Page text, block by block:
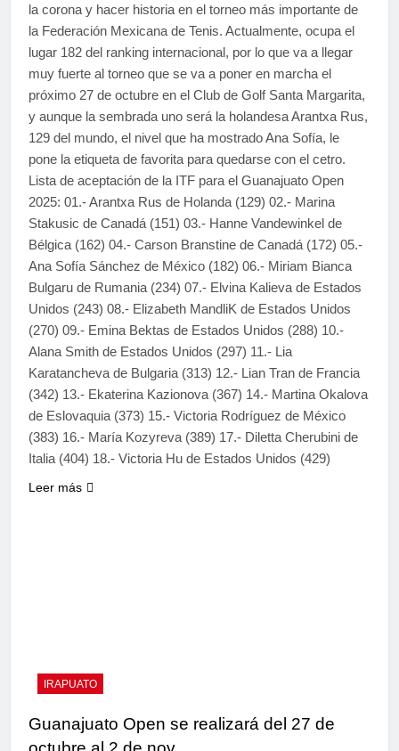
la corona y hacer historia en el torneo más importante de
la Federación Mexicana de Tenis. Actualmente, ocupa el
lugar 182 del ranking internacional, por lo que va a llegar
muy fuerte al torneo que se va a poner en marcha el
próximo 27 de octubre en el Club de Golf Santa Margarita,
y aunque la sembrada uno será la holandesa Arantxa Rus,
129 del mundo, el nivel que ha mostrado Ana Sofía, le
pone la etiqueta de favorita para quedarse con el cetro.
Lista de aceptación de la ITF para el Guanajuato Open
2025: 01.- Arantxa Rus de Holanda (129) 02.- Marina
Stakusic de Canadá (151) 03.- Hanne Vandewinkel de
Bélgica (162) 04.- Carson Branstine de Canadá (172) 05.-
Ana Sofía Sánchez de México (182) 06.- Miriam Bianca
Bulgaru de Rumania (234) 07.- Elvina Kalieva de Estados
Unidos (243) 08.- Elizabeth MandliK de Estados Unidos
(270) 09.- Emina Bektas de Estados Unidos (288) 10.-
Alana Smith de Estados Unidos (297) 11.- Lia
Karatancheva de Bulgaria (313) 12.- Lian Tran de Francia
(342) 13.- Ekaterina Kazionova (367) 14.- Martina Okalova
de Eslovaquia (373) 15.- Victoria Rodríguez de México
(383) 16.- María Kozyreva (389) 17.- Diletta Cherubini de
Italia (404) 18.- Victoria Hu de Estados Unidos (429)
Leer más
IRAPUATO
Guanajuato Open se realizará del 27 de